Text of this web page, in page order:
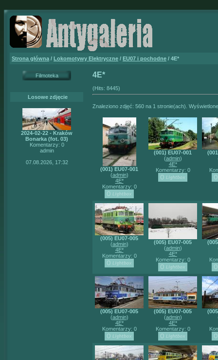
Strona główna / Lokomotywy Elektryczne / EU07 i pochodne / 4E*
Filmoteka
Losowe zdjęcie
2024-02-22 - Kraków
Bonarka (fot. 03)
Komentarzy: 0
admin
07.08.2026, 17:32
4E*
(Hits: 8445)
Znaleziono zdjęć: 560 na 1 stronie(ach).
(001) EU07-001
(admin)
4E*
Komentarzy: 0
(001) EU07-001
(admin)
4E*
Komentarzy: 0
(005) EU07-005
(admin)
4E*
Komentarzy: 0
(005) EU07-005
(admin)
4E*
Komentarzy: 0
(005) EU07-005
(admin)
4E*
Komentarzy: 0
(005) EU07-005
(admin)
4E*
Komentarzy: 0